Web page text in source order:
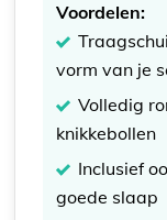
Voordelen:
vorm van je
Volledig
knikkebollen
Inclusief
goede slaap